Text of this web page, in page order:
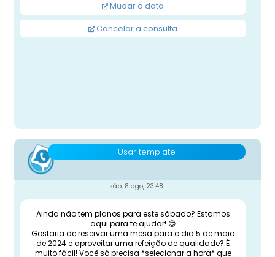
Mudar a data
Cancelar a consulta
Usar template
sáb, 8 ago, 23:48
Ainda não tem planos para este sábado? Estamos
aqui para te ajudar! 😊
Gostaria de reservar uma mesa para o dia 5 de maio
de 2024 e aproveitar uma refeição de qualidade? É
muito fácil! Você só precisa *selecionar a hora* que